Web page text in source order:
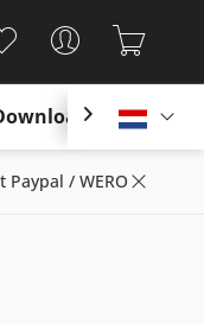

/ WERO